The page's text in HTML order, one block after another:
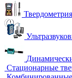
Химреактивы
Фиксаж для